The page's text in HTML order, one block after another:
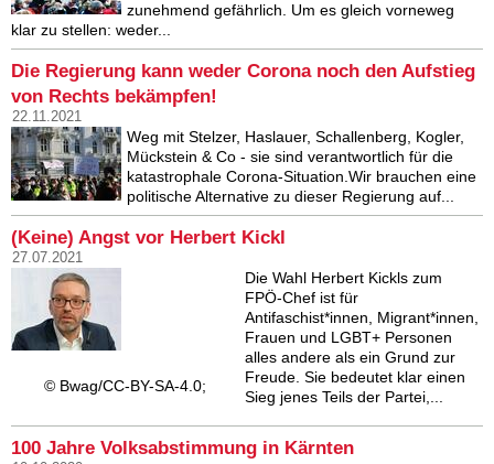
zunehmend gefährlich. Um es gleich vorneweg
klar zu stellen: weder...
Die Regierung kann weder Corona noch den Aufstieg
von Rechts bekämpfen!
22.11.2021
Weg mit Stelzer, Haslauer, Schallenberg, Kogler,
Mückstein & Co - sie sind verantwortlich für die
katastrophale Corona-Situation.Wir brauchen eine
politische Alternative zu dieser Regierung auf...
(Keine) Angst vor Herbert Kickl
27.07.2021
© Bwag/CC-BY-SA-4.0;
Die Wahl Herbert Kickls zum
FPÖ-Chef ist für
Antifaschist*innen, Migrant*innen,
Frauen und LGBT+ Personen
alles andere als ein Grund zur
Freude. Sie bedeutet klar einen
Sieg jenes Teils der Partei,...
100 Jahre Volksabstimmung in Kärnten